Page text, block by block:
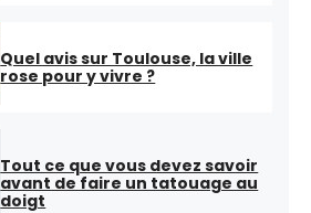
Quel avis sur Toulouse, la ville
rose pour y vivre ?
Tout ce que vous devez savoir
avant de faire un tatouage au
doigt